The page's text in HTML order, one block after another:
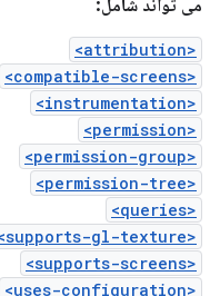
می تواند شامل:
<attribution>
<compatible-screens>
<instrumentation>
<permission>
<permission-group>
<permission-tree>
<queries>
<supports-gl-texture>
<supports-screens>
<uses-configuration>